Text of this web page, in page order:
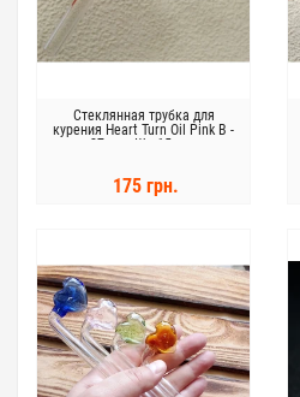
Стеклянная трубка для
курения Heart Turn Oil Pink В -
27 мм. Ш - 15 мм.
175 грн.